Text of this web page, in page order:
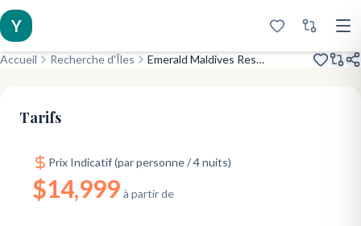
Y
Accueil Recherche d'Îles Emerald Maldives Resort & Spa
Tarifs
Prix Indicatif (par personne / 4 nuits)
$14,999 à partir de